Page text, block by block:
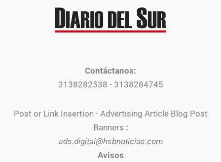
Contáctanos:
3138282538 - 3138284745
Post or Link Insertion - Advertising Article Blog Post
Banners :
ads.digital@hsbnoticias.com
Avisos